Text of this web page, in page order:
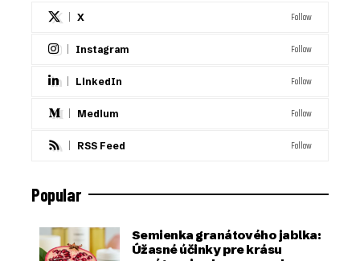
X Follow
Instagram Follow
LinkedIn Follow
Medium Follow
RSS Feed Follow
Popular
Semienka granátového jablka:
Úžasné účinky pre krásu